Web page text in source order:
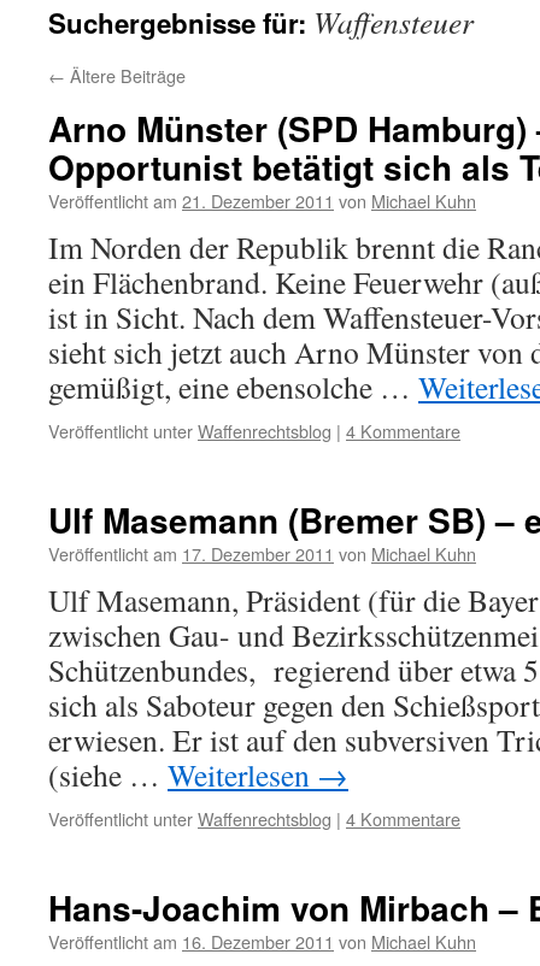
Suchergebnisse für: Waffensteuer
← Ältere Beiträge
Arno Münster (SPD Hamburg)
Opportunist betätigt sich als
Veröffentlicht am 21. Dezember 2011 von Michael Kuhn
Im Norden der Republik brennt die
ein Flächenbrand. Keine Feuerwehr
ist in Sicht. Nach dem Waffensteuer-
sieht sich jetzt auch Arno Münster von
gemüßigt, eine ebensolche …
Veröffentlicht unterWaffenrechtsblog | 4 Kommentare
Ulf Masemann (Bremer SB) –
Veröffentlicht am 17. Dezember 2011 von Michael Kuhn
Ulf Masemann, Präsident (für die
zwischen Gau- und
Schützenbundes, regierend über etwa
sich als Saboteur gegen den
erwiesen. Er ist auf den subversiven
(siehe … Weiterlesen →
Veröffentlicht unterWaffenrechtsblog | 4 Kommentare
Hans-Joachim von Mirbach –
Veröffentlicht am 16. Dezember 2011 von Michael Kuhn